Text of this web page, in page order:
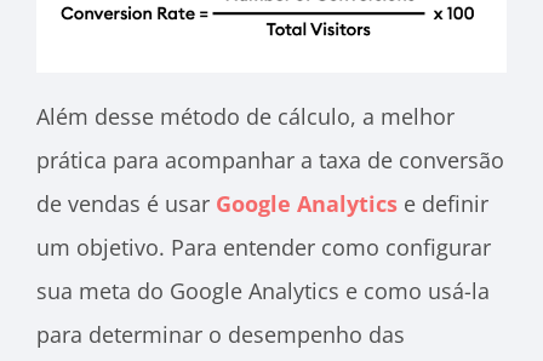
Além desse método de cálculo, a melhor
prática para acompanhar a taxa de conversão
de vendas é usar Google Analytics e definir
um objetivo. Para entender como configurar
sua meta do Google Analytics e como usá-la
para determinar o desempenho das